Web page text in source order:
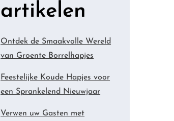
artikelen
Ontdek de Smaakvolle Wereld
van Groente Borrelhapjes
Feestelijke Koude Hapjes voor
een Sprankelend Nieuwjaar
Verwen uw Gasten met